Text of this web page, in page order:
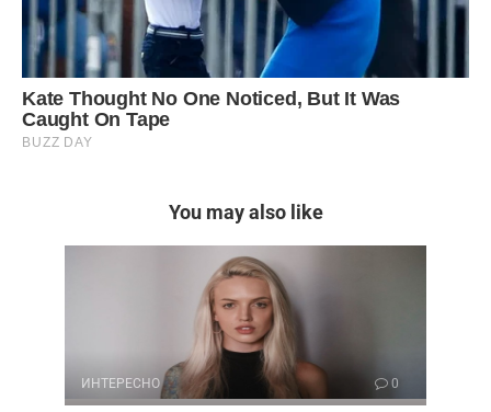
You may also like
ИНТЕРЕСНО 0